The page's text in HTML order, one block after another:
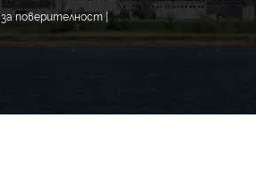
за поверителност|